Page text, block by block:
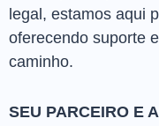
legal, estamos aqui
oferecendo suporte
caminho.
SEU PARCEIRO E